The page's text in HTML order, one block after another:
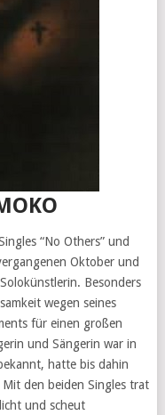
“No Others” und
Oktober und
Besonders
wegen seines
für einen großen
und Sängerin war in
hatte bis dahin
den beiden Singles trat
und scheut